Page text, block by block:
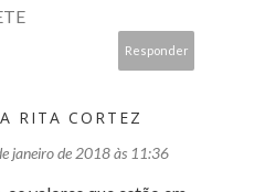
Responder
RITA CORTEZ
janeiro de 2018 às 11:36